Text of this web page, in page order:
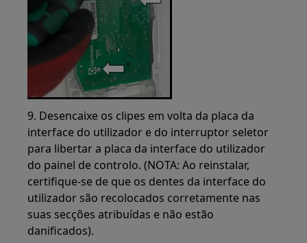
9. Desencaixe os clipes em volta da placa da
interface do utilizador e do interruptor seletor
para libertar a placa da interface do utilizador
do painel de controlo. (NOTA: Ao reinstalar,
certifique-se de que os dentes da interface do
utilizador são recolocados corretamente nas
suas secções atribuídas e não estão
danificados).